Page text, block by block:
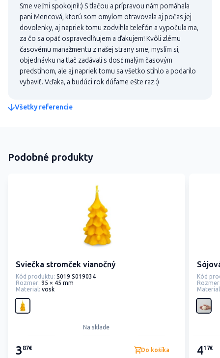
Sme veľmi spokojní!:) S tlačou a prípravou nám pomáhala
pani Mencová, ktorú som omylom otravovala aj počas jej
dovolenky, aj napriek tomu zodvihla telefón a vypočula ma,
za čo sa opäť ospravedlňujem a ďakujem! Kvôli zlému
časovému manažmentu z našej strany sme, myslím si,
objednávku na tlač zadávali s dosť malým časovým
predstihom, ale aj napriek tomu sa všetko stihlo a podarilo
vybaviť. Vďaka, a budúci rok dúfame ešte raz.:)
Všetky referencie
Podobné produkty
Sviečka stromček vianočný
Kód produktu: S019 S019034
Rozmer: 95 × 45 mm
Material: vosk
Na sklade
3 87€ Do košíka
Kód
417€